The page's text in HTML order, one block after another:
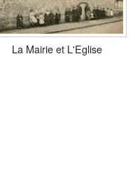
La Mairie et L'Eglise